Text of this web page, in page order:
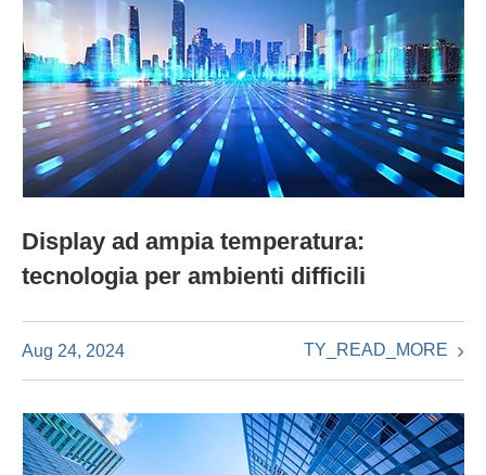
Display ad ampia temperatura:
tecnologia per ambienti difficili
Aug 24, 2024 TY_READ_MORE